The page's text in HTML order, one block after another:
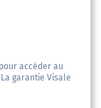
accéder au
garantie Visale